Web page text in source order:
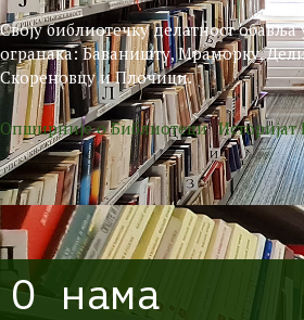
Своју библиотечку делатност
огранака: Баваништу, Мраморку,
Скореновцу и Плочици.
Опширније o Библиотеци
О нама